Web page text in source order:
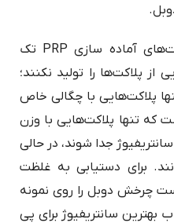
به گفته برخی از پزشکان، کیت‌های آماده سازی PRP تک
پلاکت‌ها را تولید نکنند؛
پلاکت‌هایی با چگالی خاص
که تنها پلاکت‌هایی با وزن
جدا شوند، در حالی
برای دستیابی به غلظت
چرخش دوبل را روی نمونه
بهترین سانتریفیوژ برای پی